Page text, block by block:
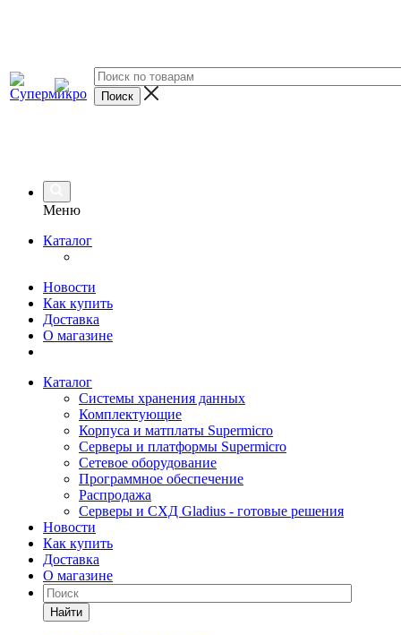
Меню
Каталог
Новости
Как купить
Доставка
О магазине
Каталог
Системы хранения данных
Комплектующие
Корпуса и матплаты Supermicro
Серверы и платформы Supermicro
Сетевое оборудование
Программное обеспечение
Распродажа
Серверы и СХД Gladius - готовые решения
Новости
Как купить
Доставка
О магазине
Найти